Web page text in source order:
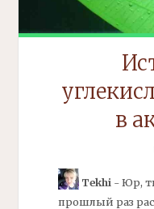
в
Tekhi- Юр,
прошлый раз